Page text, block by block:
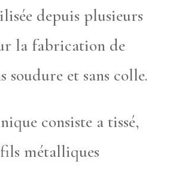
depuis plusieurs
la fabrication de
soudure et sans colle.
consiste a tissé,
métalliques